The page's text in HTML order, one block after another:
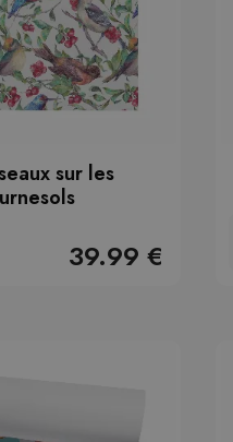
sur les
39.99 €